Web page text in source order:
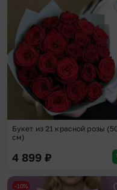
Букет из 21 красной розы
см)
4 899 ₽
-10%